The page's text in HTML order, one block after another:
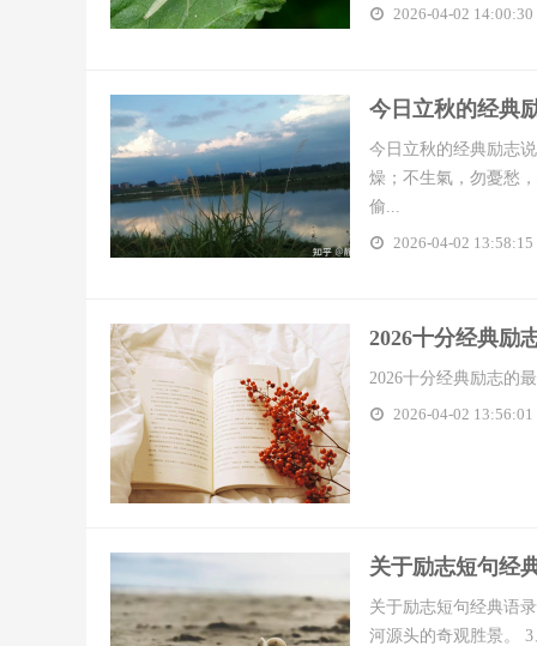
2026-04-02 14:00:30
今日立秋的经典
今日立秋的经典励志
燥；不生氣，勿憂愁
偷...
2026-04-02 13:58:15
​2026十分经典励
2026十分经典励志的
2026-04-02 13:56:01
关于励志短句经
关于励志短句经典语
河源头的奇观胜景。